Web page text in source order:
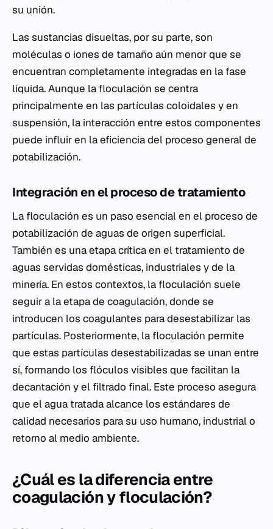
su unión.
Las sustancias disueltas, por su parte, son
moléculas o iones de tamaño aún menor que se
encuentran completamente integradas en la fase
líquida. Aunque la floculación se centra
principalmente en las partículas coloidales y en
suspensión, la interacción entre estos componentes
puede influir en la eficiencia del proceso general de
potabilización.
Integración en el proceso de tratamiento
La floculación es un paso esencial en el proceso de
potabilización de aguas de origen superficial.
También es una etapa crítica en el tratamiento de
aguas servidas domésticas, industriales y de la
minería. En estos contextos, la floculación suele
seguir a la etapa de coagulación, donde se
introducen los coagulantes para desestabilizar las
partículas. Posteriormente, la floculación permite
que estas partículas desestabilizadas se unan entre
sí, formando los flóculos visibles que facilitan la
decantación y el filtrado final. Este proceso asegura
que el agua tratada alcance los estándares de
calidad necesarios para su uso humano, industrial o
retorno al medio ambiente.
¿Cuál es la diferencia entre
coagulación y floculación?